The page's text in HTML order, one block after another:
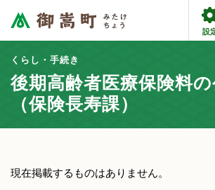
設
くらし・手続き
後期高齢者医療保険料
（保険長寿課）
現在掲載するものはありません。